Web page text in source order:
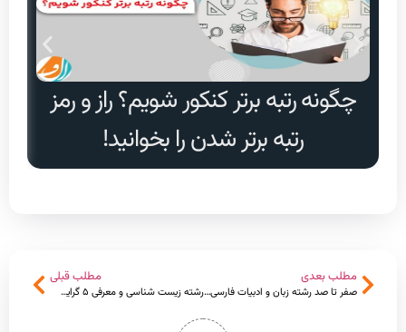
چگونه رتبه برتر کنکور شویم؟ راز و رمز
رتبه برتر شدن را بخوانید!
مطلب بعدی
صفر تا صد رشته زبان و ادبیات فارسی و معرفی ۴ گرایش دکتری آن
مطلب قبلی
رشته زیست شناسی و معرفی ۵ گرایش آن